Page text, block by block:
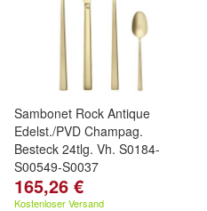
Sambonet Rock Antique
Edelst./PVD Champag.
Besteck 24tlg. Vh. S0184-
S00549-S0037
165,26 €
Kostenloser Versand